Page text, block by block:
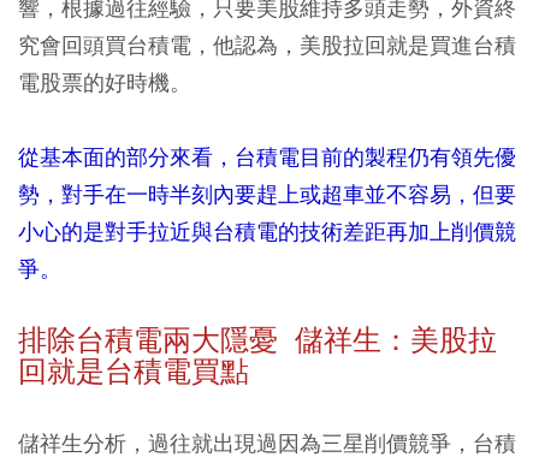
響，根據過往經驗，只要美股維持多頭走勢，外資終
究會回頭買台積電，他認為，美股拉回就是買進台積
電股票的好時機。
從基本面的部分來看，台積電目前的製程仍有領先優
勢，對手在一時半刻內要趕上或超車並不容易，但要
小心的是對手拉近與台積電的技術差距再加上削價競
爭。
排除台積電兩大隱憂 儲祥生：美股拉
回就是台積電買點
儲祥生分析，過往就出現過因為三星削價競爭，台積